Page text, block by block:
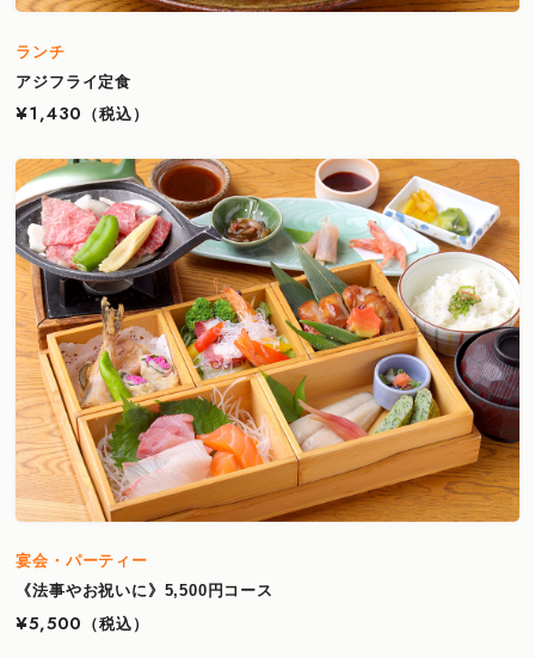
ランチ
アジフライ定食
¥1,430
（税込）
宴会・パーティー
《法事やお祝いに》5,500円コース
¥5,500
（税込）